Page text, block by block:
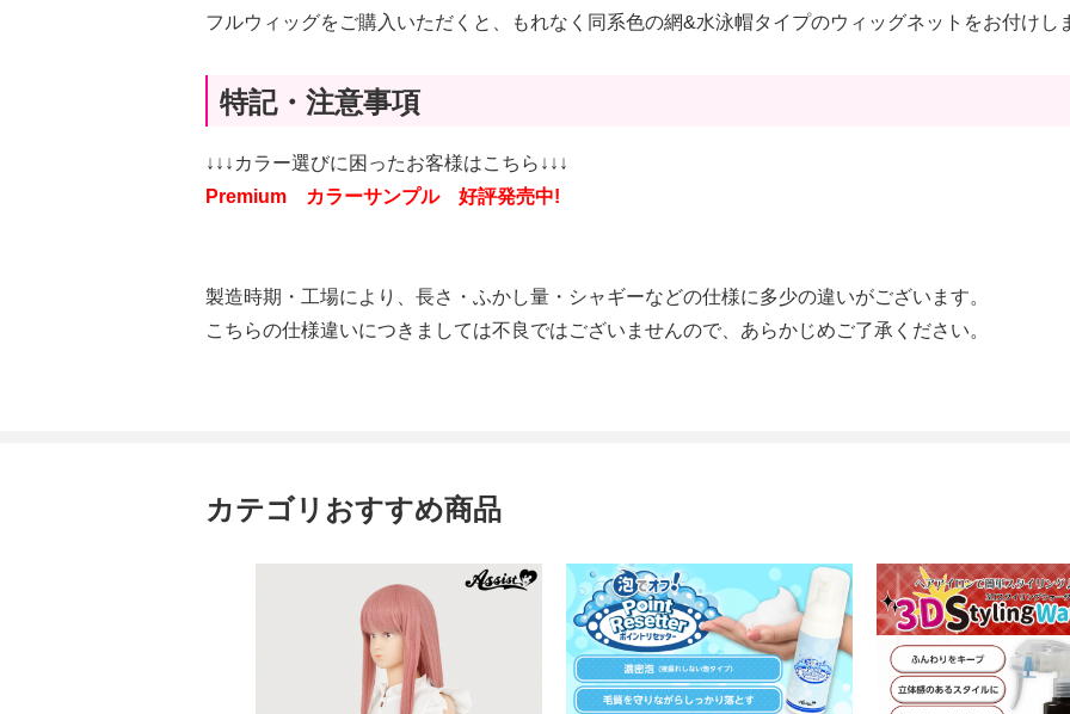
フルウィッグをご購入いただくと、もれなく同系色の網&水泳帽タイプのウィッグネットをお付けし
特記・注意事項
↓↓↓カラー選びに困ったお客様はこちら↓↓↓
Premium カラーサンプル 好評発売中!
製造時期・工場により、長さ・ふかし量・シャギーなどの仕様に多少の違いがございます。
こちらの仕様違いにつきましては不良ではございませんので、あらかじめご了承ください。
カテゴリおすすめ商品